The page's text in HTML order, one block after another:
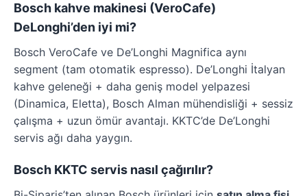
Bosch kahve makinesi (VeroCafe)
DeLonghi’den iyi mi?
Bosch VeroCafe ve De’Longhi Magnifica aynı
segment (tam otomatik espresso). De’Longhi İtalyan
kahve geleneği + daha geniş model yelpazesi
(Dinamica, Eletta), Bosch Alman mühendisliği + sessiz
çalışma + uzun ömür avantajı. KKTC’de De’Longhi
servis ağı daha yaygın.
Bosch KKTC servis nasıl çağırılır?